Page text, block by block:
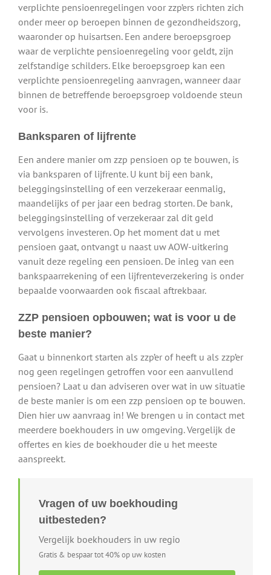
verplichte pensioenregelingen voor zzp’ers richten zich
onder meer op beroepen binnen de gezondheidszorg,
waaronder op huisartsen. Een andere beroepsgroep
waar de verplichte pensioenregeling voor geldt, zijn
zelfstandige schilders. Elke beroepsgroep kan een
verplichte pensioenregeling aanvragen, wanneer daar
binnen de betreffende beroepsgroep voldoende steun
voor is.
Banksparen of lijfrente
Een andere manier om zzp pensioen op te bouwen, is
via banksparen of lijfrente. U kunt bij een bank,
beleggingsinstelling of een verzekeraar eenmalig,
maandelijks of per jaar een bedrag storten. De bank,
beleggingsinstelling of verzekeraar zal dit geld
vervolgens investeren. Op het moment dat u met
pensioen gaat, ontvangt u naast uw AOW-uitkering
vanuit deze regeling een pensioen. De inleg van een
bankspaarrekening of een lijfrenteverzekering is onder
bepaalde voorwaarden ook fiscaal aftrekbaar.
ZZP pensioen opbouwen; wat is voor u de
beste manier?
Gaat u binnenkort starten als zzp’er of heeft u als zzp’er
nog geen regelingen getroffen voor een aanvullend
pensioen? Laat u dan adviseren over wat in uw situatie
de beste manier is om een zzp pensioen op te bouwen.
Dien hier uw aanvraag in! We brengen u in contact met
meerdere boekhouders in uw omgeving. Vergelijk de
offertes en kies de boekhouder die u het meeste
aanspreekt.
Vragen of uw boekhouding
uitbesteden?
Vergelijk boekhouders in uw regio
Gratis & bespaar tot 40% op uw kosten